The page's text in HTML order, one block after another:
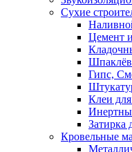
Сухие
Цемент
Гипс,
Клеи
Затирка
Кровельные